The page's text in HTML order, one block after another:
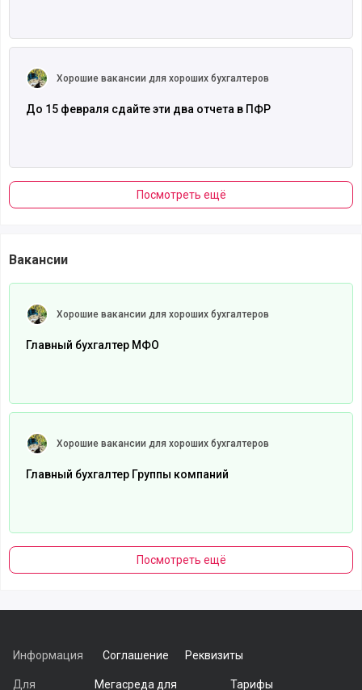
Хорошие вакансии для хороших бухгалтеров
До 15 февраля сдайте эти два отчета в ПФР
Посмотреть ещё
Вакансии
Хорошие вакансии для хороших бухгалтеров
Главный бухгалтер МФО
Хорошие вакансии для хороших бухгалтеров
Главный бухгалтер Группы компаний
Посмотреть ещё
Информация Соглашение Реквизиты
Для Мегасреда для Тарифы